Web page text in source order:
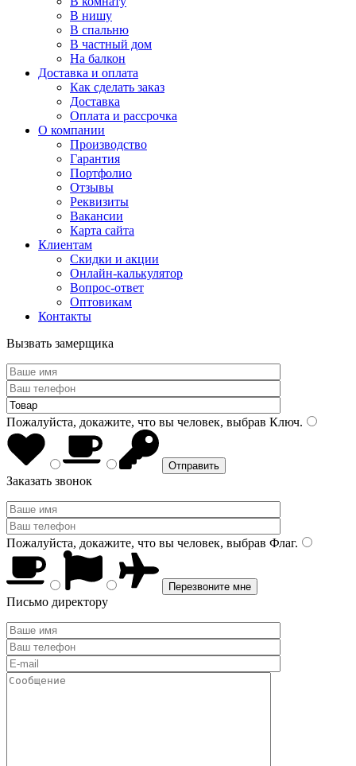
В нишу
В спальню
В частный дом
На балкон
Доставка и оплата
Как сделать заказ
Доставка
Оплата и рассрочка
О компании
Производство
Гарантия
Портфолио
Отзывы
Реквизиты
Вакансии
Карта сайта
Клиентам
Скидки и акции
Онлайн-калькулятор
Вопрос-ответ
Оптовикам
Контакты
Вызвать замерщика
Пожалуйста, докажите, что вы человек, выбрав Ключ.
Заказать звонок
Пожалуйста, докажите, что вы человек, выбрав Флаг.
Письмо директору